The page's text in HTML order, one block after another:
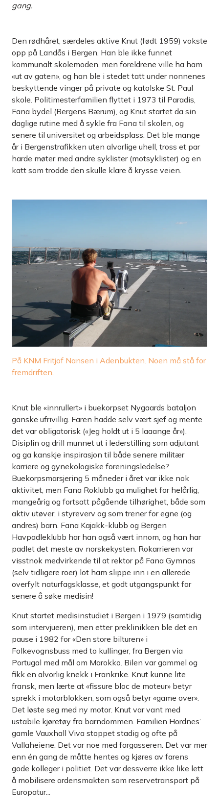
gang.
Den rødhåret, særdeles aktive Knut (født 1959) vokste
opp på Landås i Bergen. Han ble ikke funnet
kommunalt skolemoden, men foreldrene ville ha ham
«ut av gaten», og han ble i stedet tatt under nonnenes
beskyttende vinger på private og katolske St. Paul
skole. Politimesterfamilien flyttet i 1973 til Paradis,
Fana bydel (Bergens Bærum), og Knut startet da sin
daglige rutine med å sykle fra Fana til skolen, og
senere til universitet og arbeidsplass. Det ble mange
år i Bergenstrafikken uten alvorlige uhell, tross et par
harde møter med andre syklister (motsyklister) og en
katt som trodde den skulle klare å krysse veien.
På KNM Fritjof Nansen i Adenbukten. Noen må stå for
fremdriften.
Knut ble «innrullert» i buekorpset Nygaards bataljon
ganske ufrivillig. Faren hadde selv vært sjef og mente
det var obliga­torisk («Jeg holdt ut i 5 laaange år»).
Disiplin og drill munnet ut i lederstilling som adjutant
og ga kanskje inspirasjon til både senere militær
karriere og gynekologiske foreningsledelse?
Buekorps­marsjering 5 måneder i året var ikke nok
aktivitet, men Fana Roklubb ga mulighet for helårlig,
mangeårig og fortsatt pågående tilhørighet, både som
aktiv utøver, i styreverv og som trener for egne (og
andres) barn. Fana Kajakk-klubb og Bergen
Havpadleklubb har han også vært innom, og han har
padlet det meste av norskekysten. Rokarrieren var
visstnok medvirkende til at rektor på Fana Gymnas
(selv tidligere roer) lot ham slippe inn i en allerede
overfylt naturfagsklasse, et godt utgangspunkt for
senere å søke medisin!
Knut startet medisinstudiet i Bergen i 1979 (samtidig
som intervjueren), men etter preklinikken ble det en
pause i 1982 for «Den store bilturen» i
Folkevognsbuss med to kullinger, fra Bergen via
Portugal med mål om Marokko. Bilen var gammel og
fikk en alvorlig knekk i Frankrike. Knut kunne lite
fransk, men lærte at «fissure bloc de moteur» betyr
sprekk i motorblokken, som også betyr «game over».
Det løste seg med ny motor. Knut var vant med
ustabile kjøretøy fra barndommen. Familien Hordnes’
gamle ­Vauxhall Viva stoppet stadig og ofte på
Vallaheiene. Det var noe med forgasseren. Det var mer
enn én gang de måtte hentes og ­kjøres av farens
gode kolleger i politiet. Det var dessverre ikke like lett
å mobilisere ordensmakten som reservetransport på
Europatur...